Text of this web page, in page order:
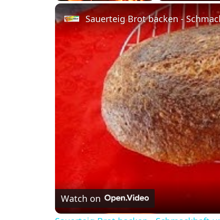
Unmute Fullscreen
Sauerteig Brot backen -
Watch on